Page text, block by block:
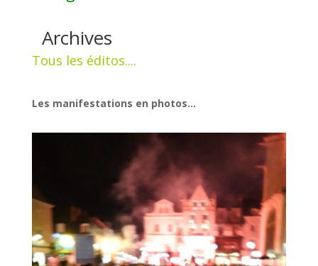
Archives
Tous les éditos....
Les manifestations en photos...